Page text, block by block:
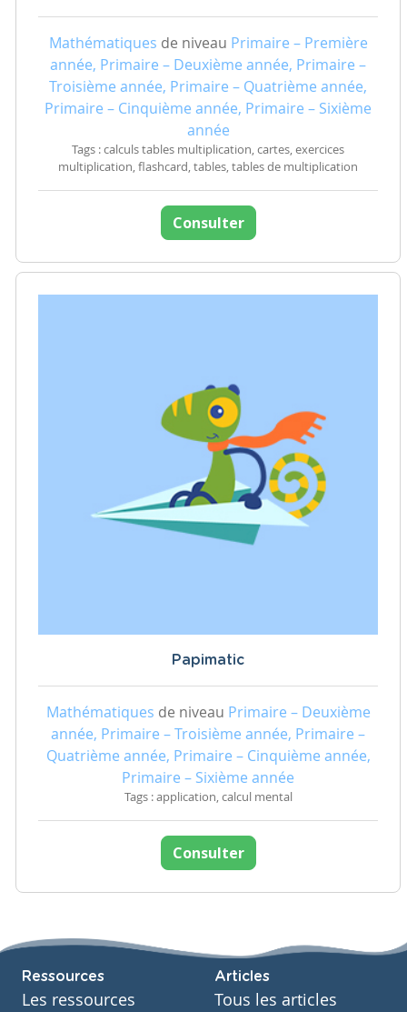
Mathématiques de niveau Primaire – Première
année, Primaire – Deuxième année, Primaire –
Troisième année, Primaire – Quatrième année,
Primaire – Cinquième année, Primaire – Sixième
année
Tags : calculs tables multiplication, cartes, exercices
multiplication, flashcard, tables, tables de multiplication
Consulter
Papimatic
Mathématiques de niveau Primaire – Deuxième
année, Primaire – Troisième année, Primaire –
Quatrième année, Primaire – Cinquième année,
Primaire – Sixième année
Tags : application, calcul mental
Consulter
Ressources
Les ressources
Articles
Tous les articles